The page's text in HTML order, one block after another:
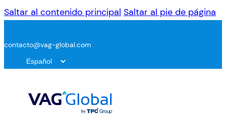
Saltar al contenido principal Saltar al pie de página
contacto@vag-global.com